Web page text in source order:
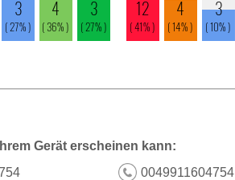
Gerät erscheinen kann:
0049911604754